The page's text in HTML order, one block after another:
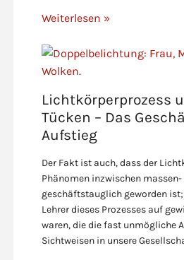
Weiterlesen »
Lichtkörperprozess
Tücken – Das
Aufstieg
Der Fakt ist auch, dass der
Phänomen inzwischen massen-
geschäftstauglich geworden
Lehrer dieses Prozesses auf
waren, die die fast unmögliche
Sichtweisen in unsere